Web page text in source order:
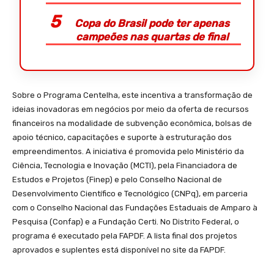
Copa do Brasil pode ter apenas
campeões nas quartas de final
Sobre o Programa Centelha, este incentiva a transformação de
ideias inovadoras em negócios por meio da oferta de recursos
financeiros na modalidade de subvenção econômica, bolsas de
apoio técnico, capacitações e suporte à estruturação dos
empreendimentos. A iniciativa é promovida pelo Ministério da
Ciência, Tecnologia e Inovação (MCTI), pela Financiadora de
Estudos e Projetos (Finep) e pelo Conselho Nacional de
Desenvolvimento Científico e Tecnológico (CNPq), em parceria
com o Conselho Nacional das Fundações Estaduais de Amparo à
Pesquisa (Confap) e a Fundação Certi. No Distrito Federal, o
programa é executado pela FAPDF. A lista final dos projetos
aprovados e suplentes está disponível no site da FAPDF.